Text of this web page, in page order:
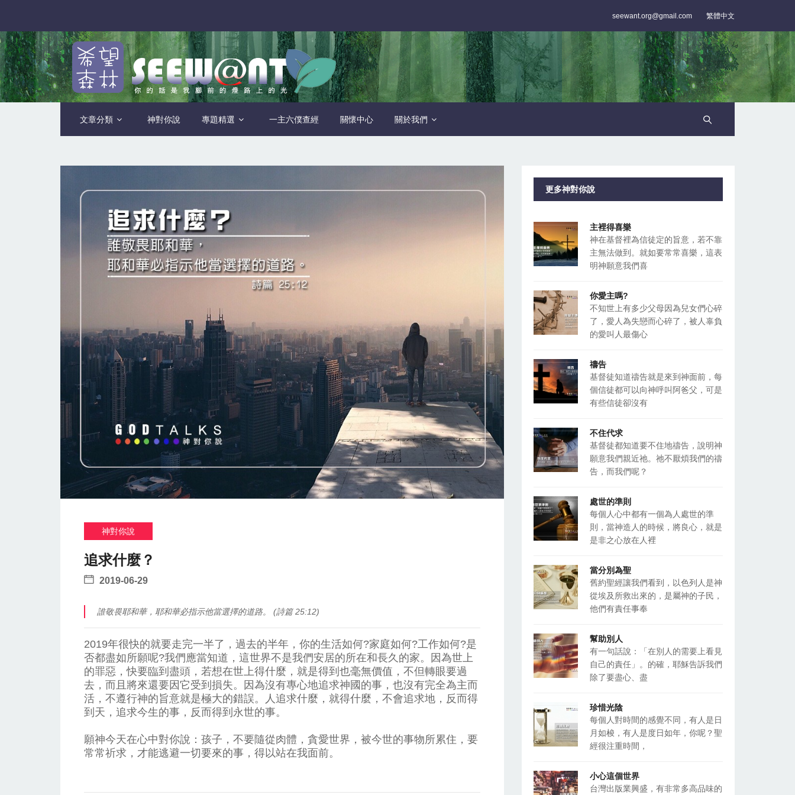
seewant.org@gmail.com 繁體中文
文章分類 神對你說 專題精選 一主六僕查經 關懷中心 關於我們
神對你說
追求什麼？
2019-06-29
誰敬畏耶和華，耶和華必指示他當選擇的道路。 (詩篇 25:12)
2019年很快的就要走完一半了，過去的半年，你的生活如何?家庭如何?工作如何?是
否都盡如所願呢?我們應當知道，這世界不是我們安居的所在和長久的家。因為世上
的罪惡，快要臨到盡頭，若想在世上得什麼，就是得到也毫無價值，不但轉眼要過
去，而且將來還要因它受到損失。因為沒有專心地追求神國的事，也沒有完全為主而
活，不遵行神的旨意就是極大的錯誤。人追求什麼，就得什麼，不會追求地，反而得
到天，追求今生的事，反而得到永世的事。
願神今天在心中對你說：孩子，不要隨從肉體，貪愛世界，被今世的事物所累住，要
常常祈求，才能逃避一切要來的事，得以站在我面前。
更多神對你說
主裡得喜樂
神在基督裡為信徒定的旨意，若不靠
主無法做到。就如要常常喜樂，這表
明神願意我們喜
你愛主嗎?
不知世上有多少父母因為兒女們心碎
了，愛人為失戀而心碎了，被人辜負
的愛叫人最傷心
禱告
基督徒知道禱告就是來到神面前，每
個信徒都可以向神呼叫阿爸父，可是
有些信徒卻沒有
不住代求
基督徒都知道要不住地禱告，說明神
願意我們親近祂。祂不厭煩我們的禱
告，而我們呢？
處世的準則
每個人心中都有一個為人處世的準
則，當神造人的時候，將良心，就是
是非之心放在人裡
當分別為聖
舊約聖經讓我們看到，以色列人是神
從埃及所救出來的，是屬神的子民，
他們有責任事奉
幫助別人
有一句話說：「在別人的需要上看見
自己的責任」。的確，耶穌告訴我們
除了要盡心、盡
珍惜光陰
每個人對時間的感覺不同，有人是日
月如梭，有人是度日如年，你呢？聖
經很注重時間，
小心這個世界
台灣出版業興盛，有非常多高品味的